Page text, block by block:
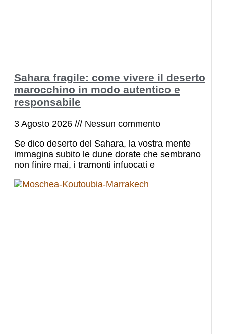
Sahara fragile: come vivere il deserto
marocchino in modo autentico e
responsabile
3 Agosto 2026
Nessun commento
Se dico deserto del Sahara, la vostra mente
immagina subito le dune dorate che sembrano
non finire mai, i tramonti infuocati e